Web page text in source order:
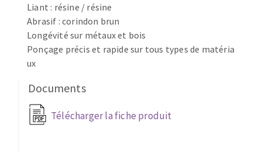
Brosses
Meules de tourets
Feutres à polir
Bandes sans fin
Aspirateurs
MACHINES POUR LE TRAVAIL DU MÉTAL
Tronçonneuses
Liant : résine / résine
Abrasif : corindon brun
Longévité sur métaux et bois
Ponçage précis et rapide sur tous types de matéria
ux
Documents
Télécharger la fiche produit